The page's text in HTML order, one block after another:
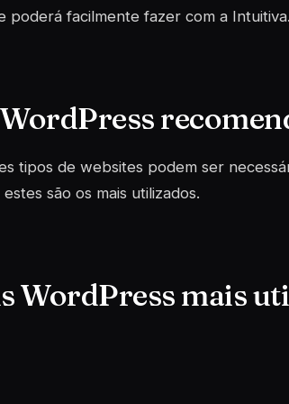
poderá facilmente fazer com a Intuitiva.
tipos de websites podem ser
são os mais utilizados.
WordPress mais